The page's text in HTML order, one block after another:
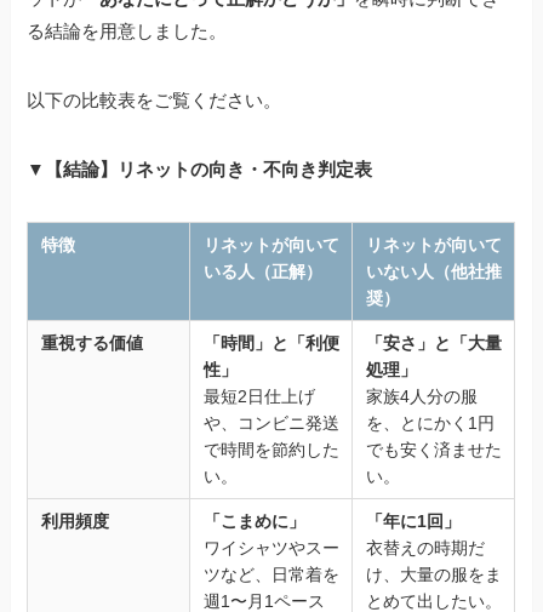
る結論を用意しました。
以下の比較表をご覧ください。
▼【結論】リネットの向き・不向き判定表
特徴
リネットが向いて
いる人（正解）
リネットが向いて
いない人（他社推
奨）
重視する価値
「時間」と「利便
性」
最短2日仕上げ
や、コンビニ発送
で時間を節約した
い。
「安さ」と「大量
処理」
家族4人分の服
を、とにかく1円
でも安く済ませた
い。
利用頻度
「こまめに」
ワイシャツやスー
ツなど、日常着を
週1〜月1ペース
「年に1回」
衣替えの時期だ
け、大量の服をま
とめて出したい。